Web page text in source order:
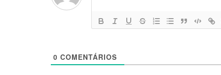
0 COMENTÁRIOS